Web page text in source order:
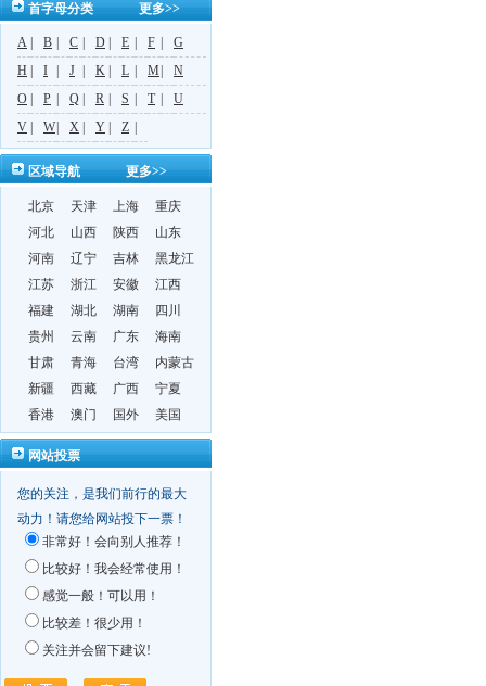
更多>>
首字母分类
A B C D E F
G
H
I J K L M
N
O
P Q R S T
U
V
W X Y Z
更多>>
区域导航
北京 天津 上海
重庆
河北
山西 陕西
山东
河南
辽宁 吉林
黑龙江
江苏
浙江 安徽
江西
福建
湖北 湖南
四川
贵州
云南 广东
海南
甘肃
青海 台湾
内蒙古
新疆
西藏 广西
宁夏
香港
澳门 国外 美国
网站投票
您的关注，是我们前行的最大
动力！请您给网站投下一票！
非常好！会向别人推荐！
比较好！我会经常使用！
感觉一般！可以用！
比较差！很少用！
关注并会留下建议!